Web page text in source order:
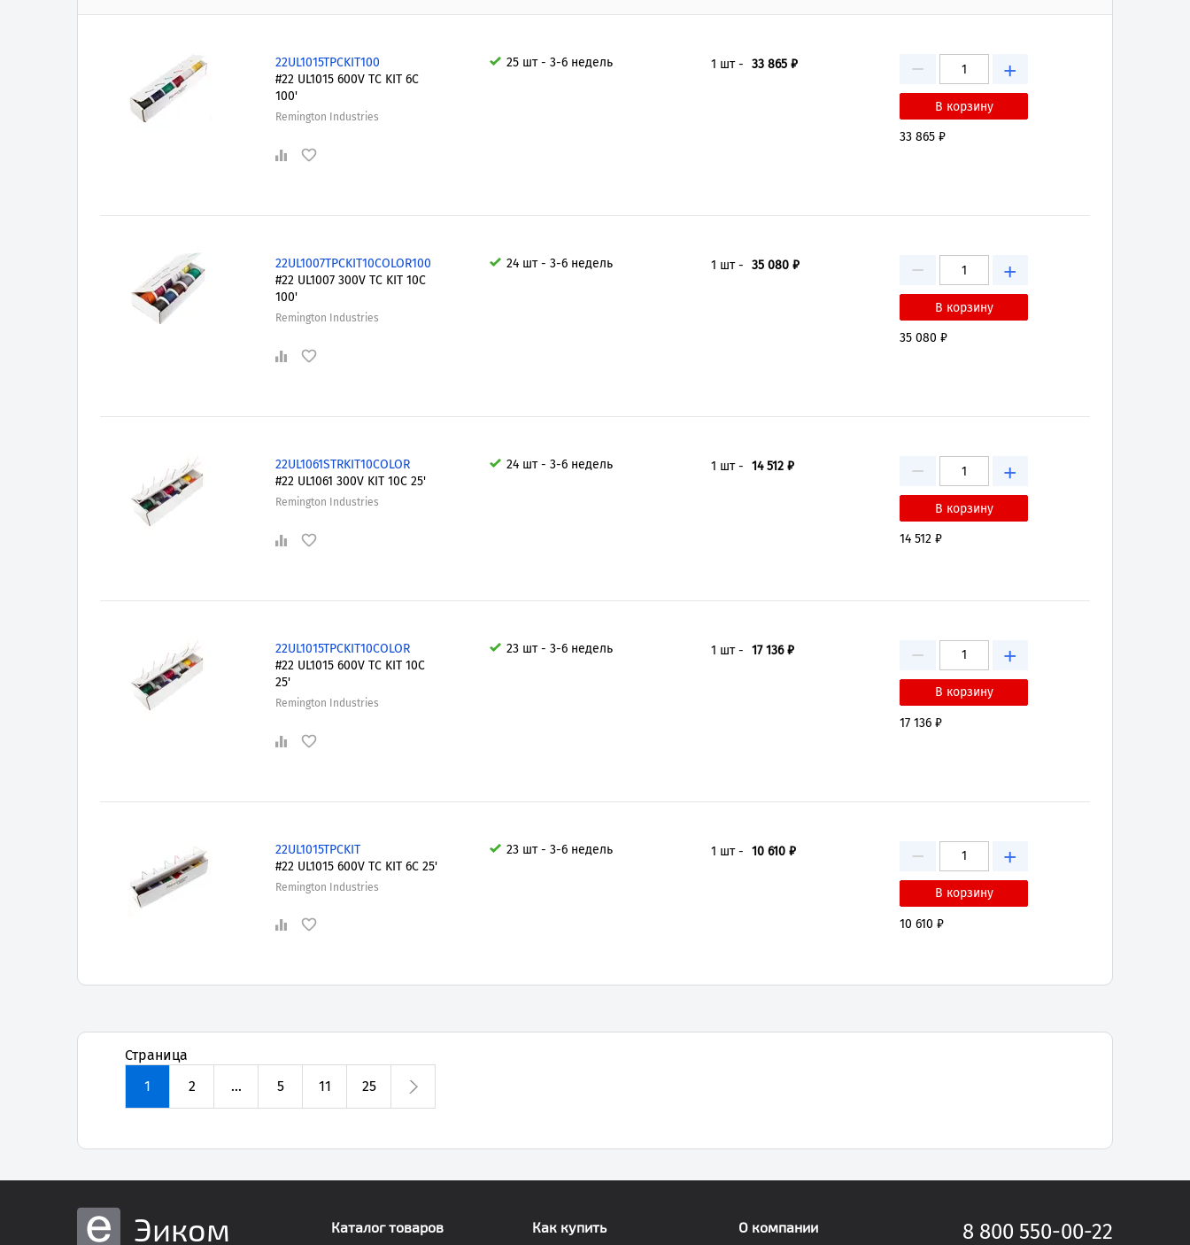
22UL1015TPCKIT100
#22 UL1015 600V TC KIT 6C
100'
Remington Industries
25 шт - 3-6 недель 1 шт - 33 865 ₽ − +
33 865 ₽
22UL1007TPCKIT10COLOR100
#22 UL1007 300V TC KIT 10C
100'
Remington Industries
24 шт - 3-6 недель 1 шт - 35 080 ₽ − +
35 080 ₽
22UL1061STRKIT10COLOR
#22 UL1061 300V KIT 10C 25'
Remington Industries
24 шт - 3-6 недель 1 шт - 14 512 ₽ − +
14 512 ₽
22UL1015TPCKIT10COLOR
#22 UL1015 600V TC KIT 10C
25'
Remington Industries
23 шт - 3-6 недель 1 шт - 17 136 ₽ − +
17 136 ₽
22UL1015TPCKIT
#22 UL1015 600V TC KIT 6C 25'
Remington Industries
23 шт - 3-6 недель 1 шт - 10 610 ₽ − +
10 610 ₽
Страница
1
2 ... 5 11 25
Эиком Каталог товаров Как купить О компании 8 800 550-00-22